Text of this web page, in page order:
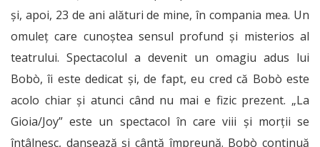
și, apoi, 23 de ani alături de mine, în compania mea. Un
omuleț care cunoștea sensul profund și misterios al
teatrului. Spectacolul a devenit un omagiu adus lui
Bobò, îi este dedicat și, de fapt, eu cred că Bobò este
acolo chiar și atunci când nu mai e fizic prezent. „La
Gioia/Joy” este un spectacol în care viii și morții se
întâlnesc, dansează și cântă împreună. Bobò continuă